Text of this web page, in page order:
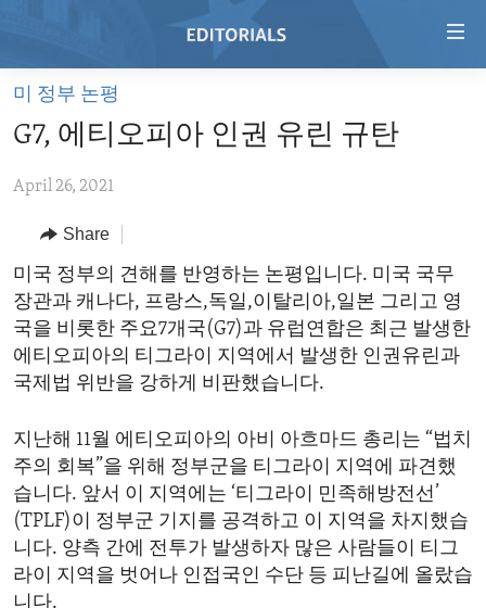
Skip
main
Skip
Navigation
Skip
to
Search
VIDEO
RADIO
REGIONS
AFRICA
AMERICAS
ASIA
EUROPE
MIDDLE EAST
TOPICS
HUMAN RIGHTS
SECURITY AND DEFENSE
AID AND DEVELOPMENT
DEMOCRACY AND GOVERNANCE
ECONOMY AND TRADE
ENVIRONMENT AND HEALTH
IDEALS AND INSTITUTIONS
ARCHIVE
ABOUT US
미 정부 논평
G7, 에티오피아 인권 유린 규탄
April 26, 2021
Share
미국 정부의 견해를 반영하는 논평입니다. 미국 국무
장관과 캐나다, 프랑스,독일,이탈리아,일본 그리고 영
국을 비롯한 주요7개국(G7)과 유럽연합은 최근 발생한
에티오피아의 티그라이 지역에서 발생한 인권유린과
국제법 위반을 강하게 비판했습니다.
지난해 11월 에티오피아의 아비 아흐마드 총리는 “법치
주의 회복”을 위해 정부군을 티그라이 지역에 파견했
습니다. 앞서 이 지역에는 ‘티그라이 민족해방전선’
(TPLF)이 정부군 기지를 공격하고 이 지역을 차지했습
니다. 양측 간에 전투가 발생하자 많은 사람들이 티그
라이 지역을 벗어나 인접국인 수단 등 피난길에 올랐습
니다.